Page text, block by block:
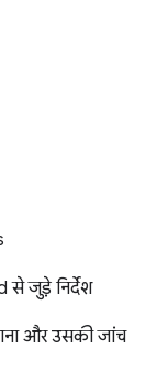
से जुड़े निर्देश
और उसकी जांच